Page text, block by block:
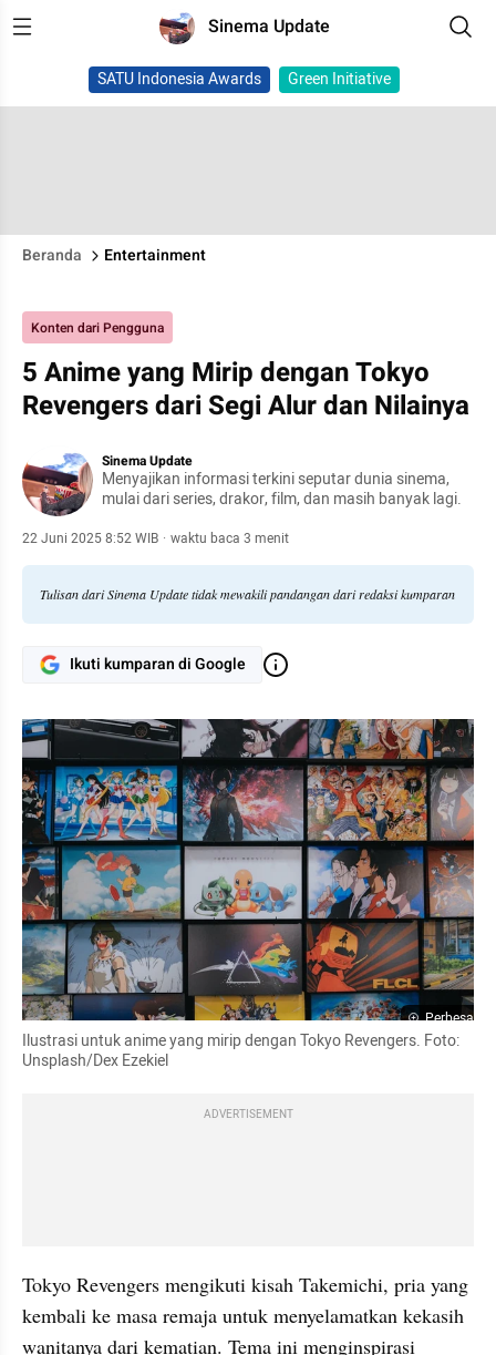
Sinema Update
SATU Indonesia Awards Green Initiative
Beranda Entertainment
Konten dari Pengguna
5 Anime yang Mirip dengan Tokyo
Revengers dari Segi Alur dan Nilainya
Sinema Update
Menyajikan informasi terkini seputar dunia sinema,
mulai dari series, drakor, film, dan masih banyak lagi.
22 Juni 2025 8:52 WIB · waktu baca 3 menit
Tulisan dari Sinema Update tidak mewakili pandangan dari redaksi kumparan
Ikuti kumparan di Google
Perbesar
Ilustrasi untuk anime yang mirip dengan Tokyo Revengers. Foto:
Unsplash/Dex Ezekiel
ADVERTISEMENT
Tokyo Revengers mengikuti kisah Takemichi, pria yang
kembali ke masa remaja untuk menyelamatkan kekasih
wanitanya dari kematian. Tema ini menginspirasi